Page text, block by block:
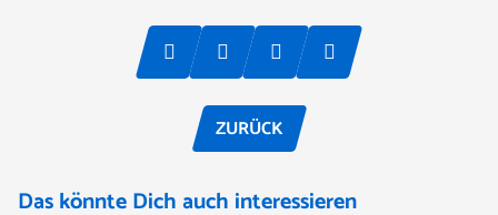
ZURÜCK
Das könnte Dich auch interessieren